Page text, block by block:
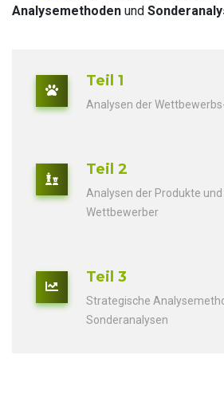
Analysemethoden und
Teil 1
Analysen der
Teil 2
Analysen der Produkte
Wettbewerber
Teil 3
Strategische
Sonderanalysen